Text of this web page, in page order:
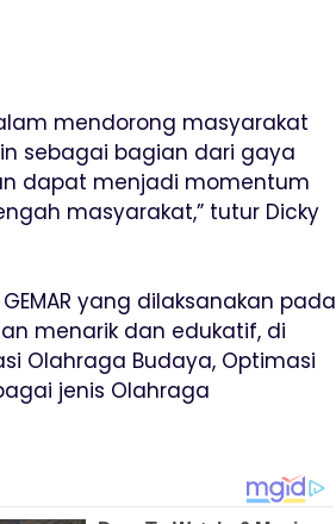
mendorong masyarakat
sebagai bagian dari gaya
dapat menjadi momentum
masyarakat,” tutur Dicky
yang dilaksanakan pada
menarik dan edukatif, di
Olahraga Budaya, Optimasi
jenis Olahraga